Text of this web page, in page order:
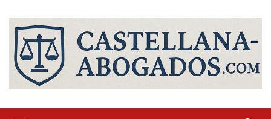
contenido